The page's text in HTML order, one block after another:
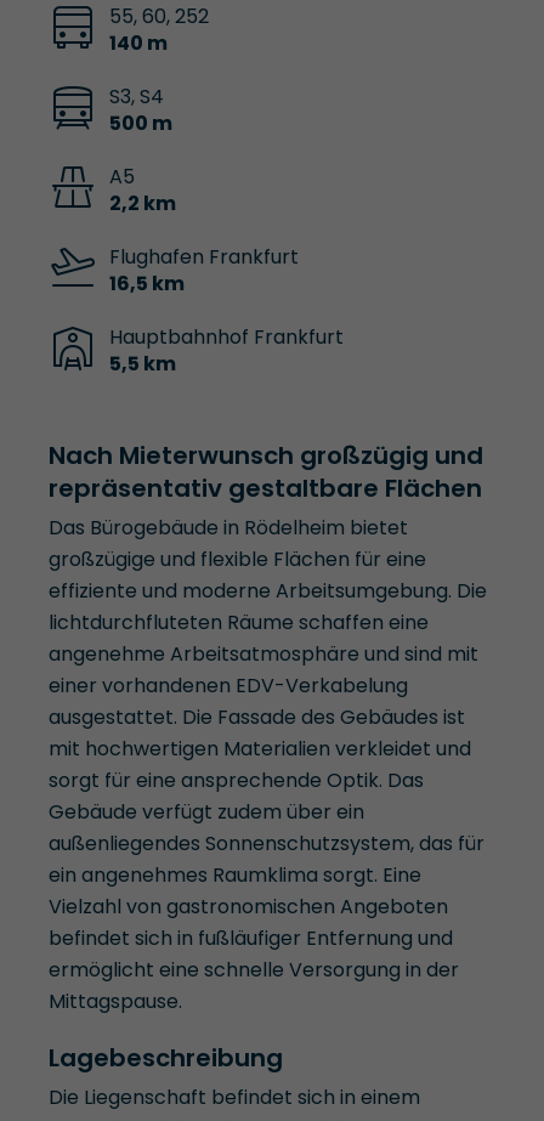
55, 60, 252
140 m
S3, S4
500 m
A5
2,2 km
Flughafen Frankfurt
16,5 km
Hauptbahnhof Frankfurt
5,5 km
Nach Mieterwunsch großzügig und
repräsentativ gestaltbare Flächen
Das Bürogebäude in Rödelheim bietet
großzügige und flexible Flächen für eine
effiziente und moderne Arbeitsumgebung. Die
lichtdurchfluteten Räume schaffen eine
angenehme Arbeitsatmosphäre und sind mit
einer vorhandenen EDV-Verkabelung
ausgestattet. Die Fassade des Gebäudes ist
mit hochwertigen Materialien verkleidet und
sorgt für eine ansprechende Optik. Das
Gebäude verfügt zudem über ein
außenliegendes Sonnenschutzsystem, das für
ein angenehmes Raumklima sorgt. Eine
Vielzahl von gastronomischen Angeboten
befindet sich in fußläufiger Entfernung und
ermöglicht eine schnelle Versorgung in der
Mittagspause.
Lagebeschreibung
Die Liegenschaft befindet sich in einem